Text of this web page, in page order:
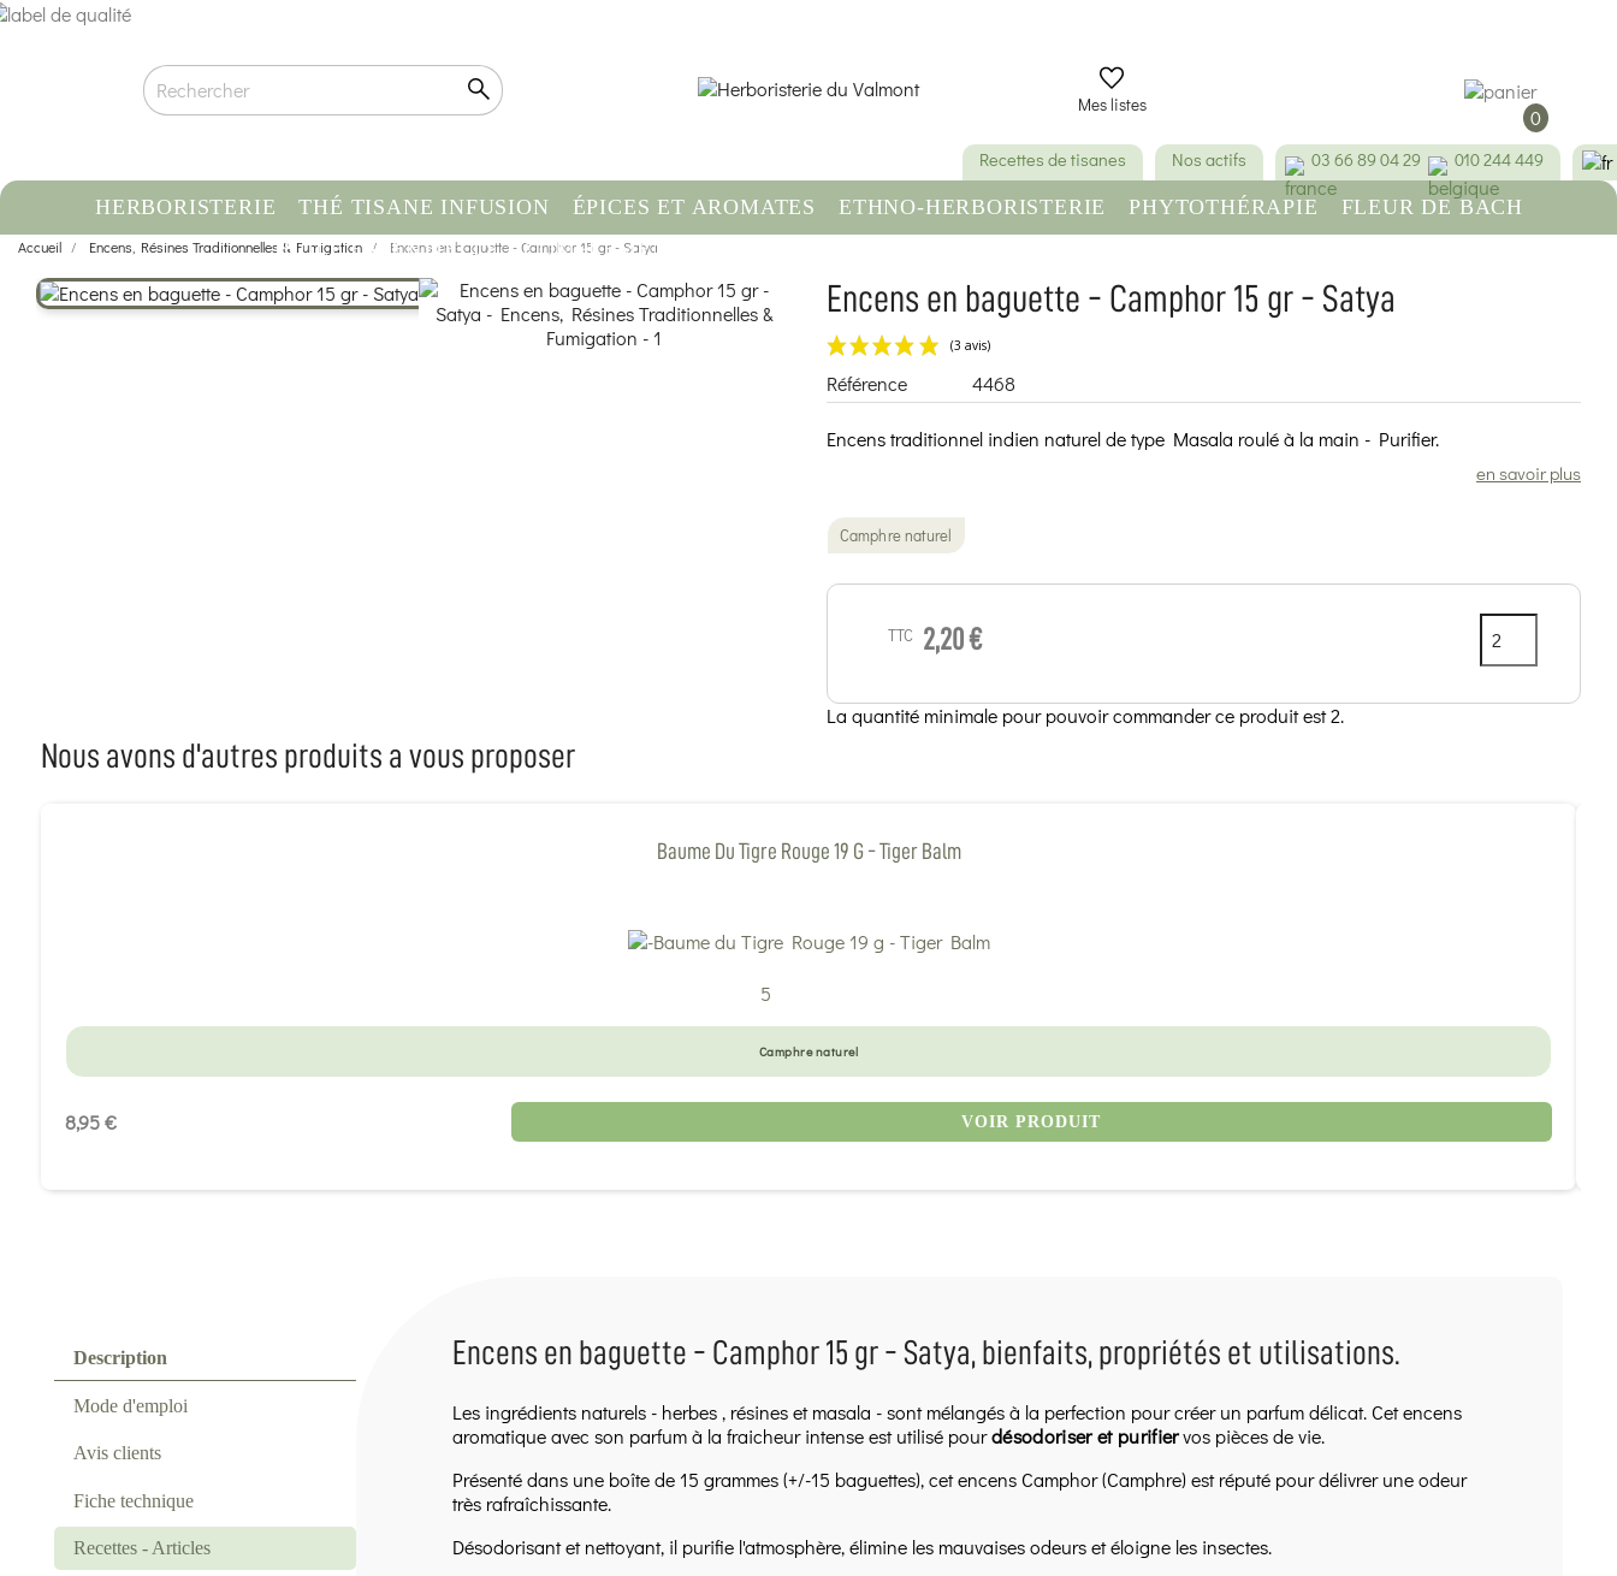
Mes listes 0
Recettes de tisanes Nos actifs 03 66 89 04 29 010 244 449
HERBORISTERIE THÉ TISANE INFUSION ÉPICES ET AROMATES ETHNO-HERBORISTERIE PHYTOTHÉRAPIE
FLEUR DE BACH
HUILE ESSENTIELLE
COMPLÉMENT ALIMENTAIRE
Accueil Encens, Résines Traditionnelles & Fumigation Encens en baguette - Camphor 15 gr - Satya
Encens en baguette - Camphor 15 gr - Satya
(3 avis)
Référence 4468
Encens traditionnel indien naturel de type Masala roulé à la main - Purifier.
en savoir plus
Camphre naturel
TTC 2,20 €
La quantité minimale pour pouvoir commander ce produit est 2.
Description
Mode d'emploi
Avis clients
Fiche technique
Recettes - Articles
Encens en baguette - Camphor 15 gr - Satya, bienfaits, propriétés et utilisations.
Les ingrédients naturels - herbes , résines et masala - sont mélangés à la perfection pour créer un parfum délicat. Cet encens
aromatique avec son parfum à la fraicheur intense est utilisé pourdésodoriser et purifiervos pièces de vie.
Présenté dans une boîte de 15 grammes (+/-15 baguettes), cet encens Camphor (Camphre) est réputé pour délivrer une odeur
très rafraîchissante.
Désodorisant et nettoyant, il purifie l'atmosphère, élimine les mauvaises odeurs et éloigne les insectes.
Nous avons d'autres produits a vous proposer
Baume Du Tigre Rouge 19 G - Tiger Balm
5
Camphre naturel
8,95 € VOIR PRODUIT